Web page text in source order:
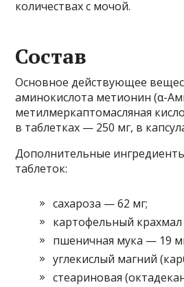
количествах с мочой.
Состав
Основное действующее
аминокислота метионин (α-
метилмеркаптомасляная
в таблетках — 250 мг, в
Дополнительные
таблеток:
сахароза — 62 мг;
картофельный
пшеничная мука — 19
углекислый магний
стеариновая